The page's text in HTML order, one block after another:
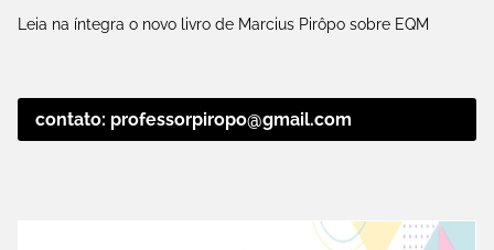
Leia na íntegra o novo livro de Marcius Pirôpo sobre EQM
contato: professorpiropo@gmail.com